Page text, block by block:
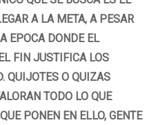
A LA META, A PESAR
EPOCA DONDE EL
FIN JUSTIFICA LOS
QUIJOTES O QUIZAS
TODO LO QUE
PONEN EN ELLO, GENTE